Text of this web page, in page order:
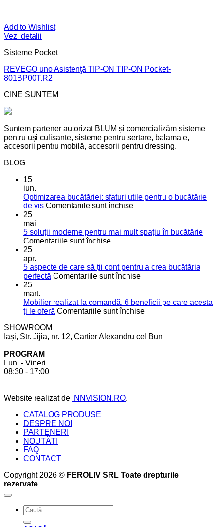
Add to Wishlist
Vezi detalii
Sisteme Pocket
REVEGO uno Asistenţă TIP-ON TIP-ON Pocket-
801BP00T.R2
CINE SUNTEM
Suntem partener autorizat BLUM și comercializăm sisteme
pentru uşi culisante, sisteme pentru sertare, balamale,
accesorii pentru mobilă, accesorii pentru dressing.
BLOG
15
iun.
Optimizarea bucătăriei: sfaturi utile pentru o bucătărie
de vis Comentariile sunt închisepentru
sfaturi
bucătărie
de
25
mai
5 soluții moderne pentru mai mult spațiu în bucătărie
Comentariile sunt închisepentru
moderne
pentru
spațiu
în
25
apr.
5 aspecte de care să ții cont pentru a crea bucătăria
perfectă Comentariile sunt închisepentru
de
care
cont
25
mart.
Mobilier realizat la comandă. 6 beneficii pe care acesta
ți le oferă Comentariile sunt închisepentru
la
SHOWROOM
Iași, Str. Jijia, nr. 12, Cartier Alexandru cel Bun
PROGRAM
Luni - Vineri
08:30 - 17:00
Website realizat de INNVISION.RO.
CATALOG PRODUSE
DESPRE NOI
PARTENERI
NOUTĂȚI
FAQ
CONTACT
Copyright 2026 © FEROLIV SRL Toate drepturile
rezervate.
Caută
după: